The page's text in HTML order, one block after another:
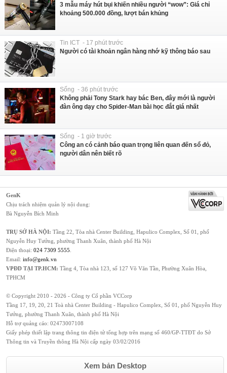
3 mẫu máy hút bụi khiến nhiều người “wow”: Giá chỉ
khoảng 500.000 đồng, lượt bán khủng
Tin ICT - 17 phút trước
Người có tài khoản ngân hàng nhớ kỹ thông báo sau
Sống - 36 phút trước
Không phải Tony Stark hay bác Ben, đây mới là người
đàn ông dạy cho Spider-Man bài học đắt giá nhất
Sống - 1 giờ trước
Công an có cảnh báo quan trọng liên quan đến sổ đỏ,
người dân nên biết rõ
GenK
Chịu trách nhiệm quản lý nội dung:
Bà Nguyễn Bích Minh
TRỤ SỞ HÀ NỘI: Tầng 22, Tòa nhà Center Building, Hapulico Complex, Số 01, phố
Nguyễn Huy Tưởng, phường Thanh Xuân, thành phố Hà Nội
Điện thoại: 024 7309 5555
Email: info@genk.vn
VPĐD TẠI TP.HCM: Tầng 4, Tòa nhà 123, số 127 Võ Văn Tần, Phường Xuân Hòa,
TPHCM
© Copyright 2010 - 2026 - Công ty Cổ phần VCCorp
Tầng 17, 19, 20, 21 Toà nhà Center Building - Hapulico Complex, Số 01, phố Nguyễn Huy
Tưởng, phường Thanh Xuân, thành phố Hà Nội
Hỗ trợ quảng cáo: 02473007108
Giấy phép thiết lập trang thông tin điện tử tổng hợp trên mạng số 460/GP-TTĐT do Sở
Thông tin và Truyền thông Hà Nội cấp ngày 03/02/2016
Xem bản Desktop